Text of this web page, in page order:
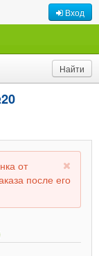
Вход
от
после его